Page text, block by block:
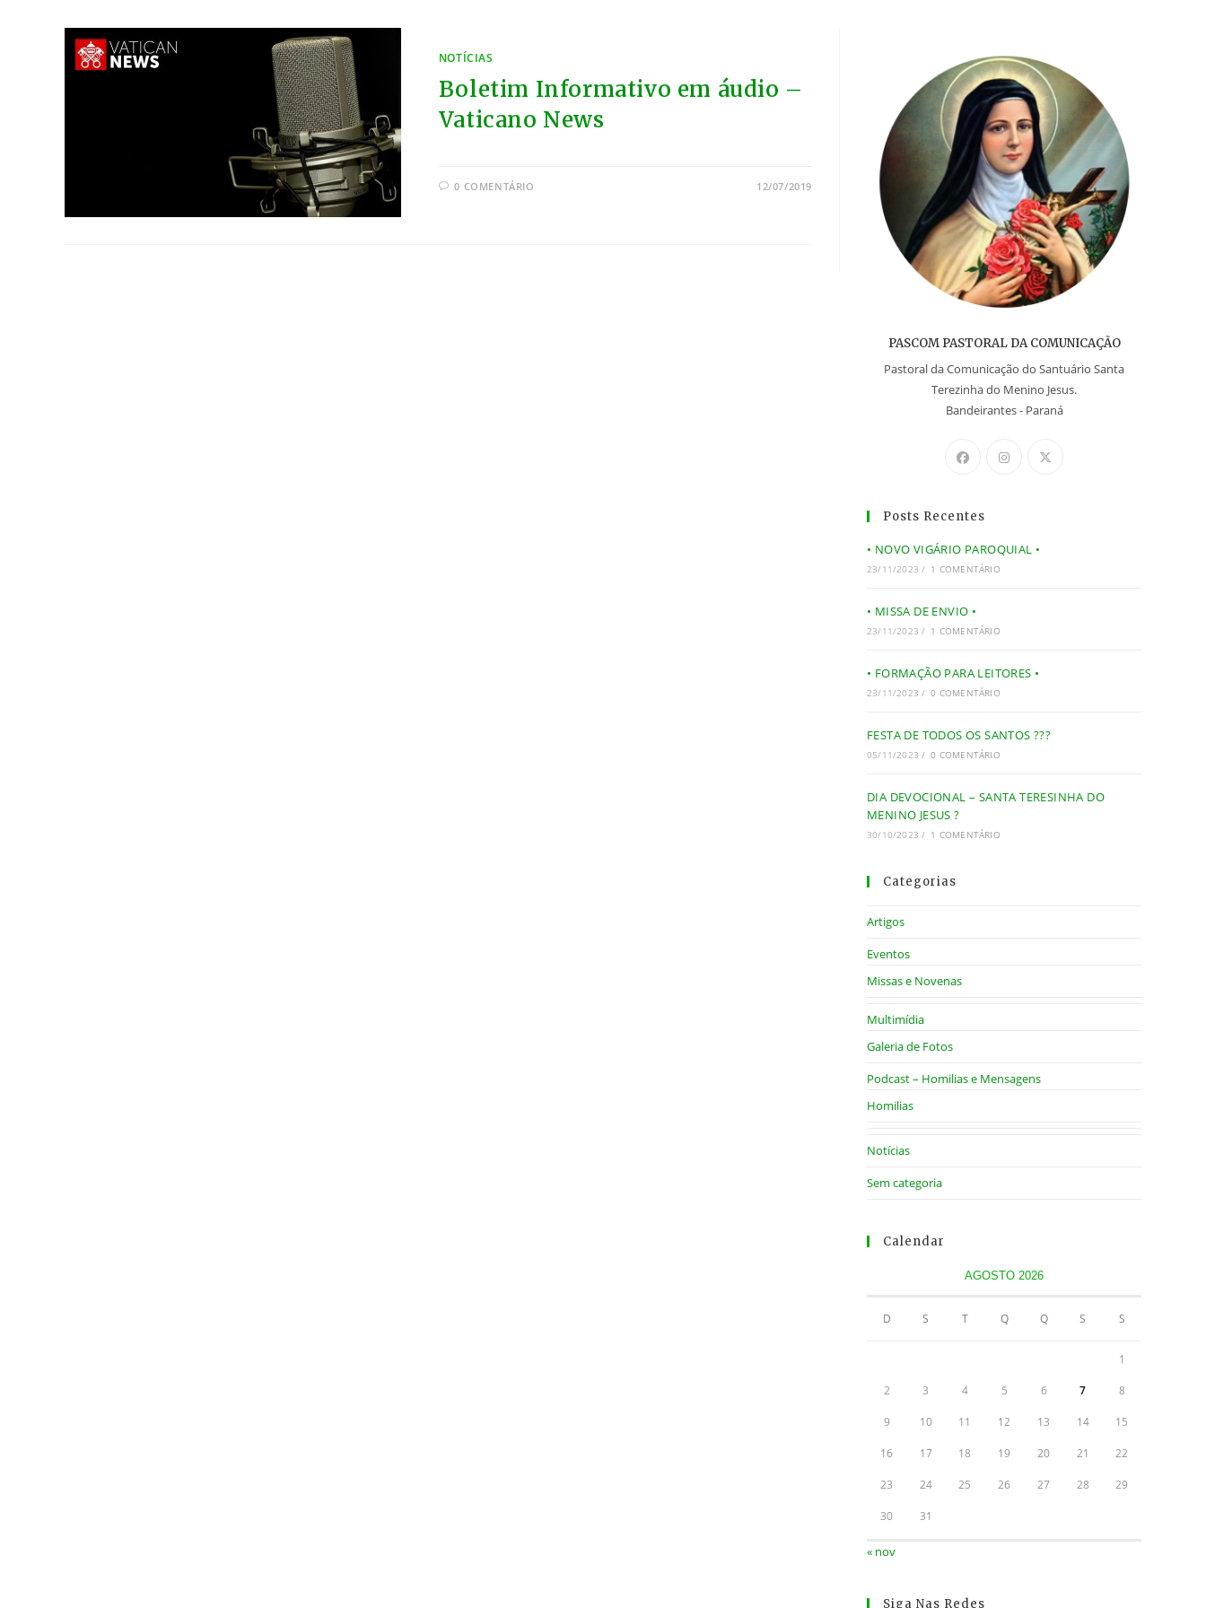
NOTÍCIAS
Boletim Informativo em áudio –
Vaticano News
0 COMENTÁRIO 12/07/2019
PASCOM PASTORAL DA COMUNICAÇÃO
Pastoral da Comunicação do Santuário Santa
Terezinha do Menino Jesus.
Bandeirantes - Paraná
Posts Recentes
• NOVO VIGÁRIO PAROQUIAL •
23/11/2023 / 1 COMENTÁRIO
• MISSA DE ENVIO •
23/11/2023 / 1 COMENTÁRIO
• FORMAÇÃO PARA LEITORES •
23/11/2023 / 0 COMENTÁRIO
FESTA DE TODOS OS SANTOS ???
05/11/2023 / 0 COMENTÁRIO
DIA DEVOCIONAL – SANTA TERESINHA DO
MENINO JESUS ?
30/10/2023 / 1 COMENTÁRIO
Categorias
Artigos
Eventos
Missas e Novenas
Multimídia
Galeria de Fotos
Podcast – Homilias e Mensagens
Homilias
Notícias
Sem categoria
Calendar
AGOSTO 2026
D S T Q Q S S
1
2 3 4 5 6 7 8
9 10 11 12 13 14 15
16 17 18 19 20 21 22
23 24 25 26 27 28 29
30 31
« nov
Siga Nas Redes